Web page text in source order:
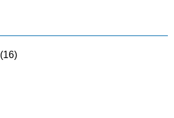
(16)